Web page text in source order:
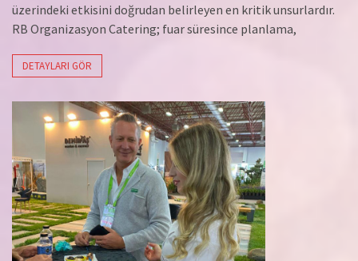
üzerindeki etkisini doğrudan belirleyen en kritik unsurlardır.
RB Organizasyon Catering; fuar süresince planlama,
DETAYLARI GÖR